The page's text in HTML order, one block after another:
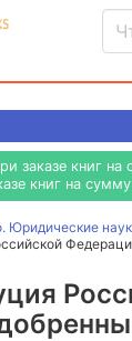
заказе книг на
книг на
Юридические